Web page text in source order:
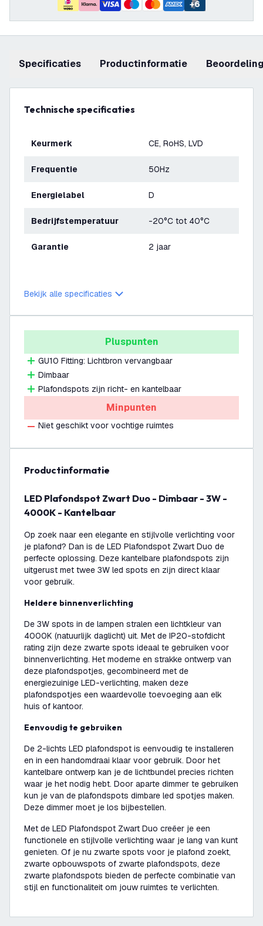
+6
Specificaties productinformatie
Technische specificaties
Keurmerk CE, RoHS, LVD
Frequentie 50Hz
Energielabel D
Bedrijfstemperatuur -20°C tot 40°C
Garantie 2 jaar
Bekijk alle specificaties
Pluspunten
GU10 Fitting: Lichtbron vervangbaar
Dimbaar
Plafondspots zijn richt- en kantelbaar
Minpunten
Niet geschikt voor vochtige ruimtes
productinformatie
LED Plafondspot Zwart Duo - Dimbaar - 3W -
4000K - Kantelbaar
Op zoek naar een elegante en stijlvolle verlichting voor
je plafond? Dan is de LED Plafondspot Zwart Duo de
perfecte oplossing. Deze kantelbare plafondspots zijn
uitgerust met twee 3W led spots en zijn direct klaar
voor gebruik.
Heldere binnenverlichting
De 3W spots in de lampen stralen een lichtkleur van
4000K (natuurlijk daglicht) uit. Met de IP20-stofdicht
rating zijn deze zwarte spots ideaal te gebruiken voor
binnenverlichting. Het moderne en strakke ontwerp van
deze plafondspotjes, gecombineerd met de
energiezuinige LED-verlichting, maken deze
plafondspotjes een waardevolle toevoeging aan elk
huis of kantoor.
Eenvoudig te gebruiken
De 2-lichts LED plafondspot is eenvoudig te installeren
en in een handomdraai klaar voor gebruik. Door het
kantelbare ontwerp kan je de lichtbundel precies richten
waar je het nodig hebt. Door aparte dimmer te gebruiken
kun je van de plafondspots dimbare led spotjes maken.
Deze dimmer moet je los bijbestellen.
Met de LED Plafondspot Zwart Duo creëer je een
functionele en stijlvolle verlichting waar je lang van kunt
genieten. Of je nu zwarte spots voor je plafond zoekt,
zwarte opbouwspots of zwarte plafondspots, deze
zwarte plafondspots bieden de perfecte combinatie van
stijl en functionaliteit om jouw ruimtes te verlichten.